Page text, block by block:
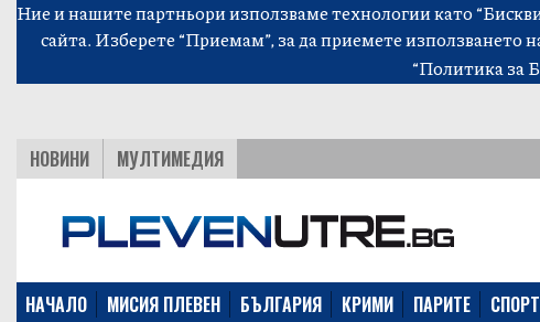
Ние и нашите партньори използваме технологии като
сайта. Изберете “Приемам”, за да приемете използването
“Политика за
НОВИНИ МУЛТИМЕДИЯ
НАЧАЛО МИСИЯ ПЛЕВЕН БЪЛГАРИЯ КРИМИ ПАРИТЕ СПОРТ